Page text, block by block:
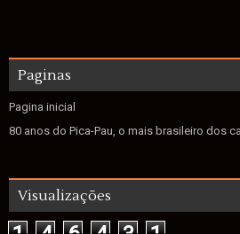
Paginas
Pagina inicial
80 anos do Pica-Pau, o mais brasileiro dos
Visualizações